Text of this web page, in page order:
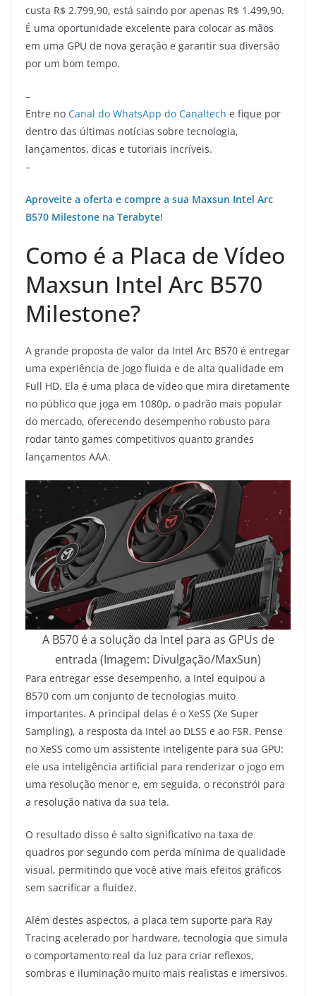
custa R$ 2.799,90, está saindo por apenas R$ 1.499,90.
É uma oportunidade excelente para colocar as mãos
em uma GPU de nova geração e garantir sua diversão
por um bom tempo.
–
Entre no Canal do WhatsApp do Canaltech e fique por
dentro das últimas notícias sobre tecnologia,
lançamentos, dicas e tutoriais incríveis.
–
Aproveite a oferta e compre a sua Maxsun Intel Arc
B570 Milestone na Terabyte!
Como é a Placa de Vídeo
Maxsun Intel Arc B570
Milestone?
A grande proposta de valor da Intel Arc B570 é entregar
uma experiência de jogo fluida e de alta qualidade em
Full HD. Ela é uma placa de vídeo que mira diretamente
no público que joga em 1080p, o padrão mais popular
do mercado, oferecendo desempenho robusto para
rodar tanto games competitivos quanto grandes
lançamentos AAA.
A B570 é a solução da Intel para as GPUs de
entrada (Imagem: Divulgação/MaxSun)
Para entregar esse desempenho, a Intel equipou a
B570 com um conjunto de tecnologias muito
importantes. A principal delas é o XeSS (Xe Super
Sampling), a resposta da Intel ao DLSS e ao FSR. Pense
no XeSS como um assistente inteligente para sua GPU:
ele usa inteligência artificial para renderizar o jogo em
uma resolução menor e, em seguida, o reconstrói para
a resolução nativa da sua tela.
O resultado disso é salto significativo na taxa de
quadros por segundo com perda mínima de qualidade
visual, permitindo que você ative mais efeitos gráficos
sem sacrificar a fluidez.
Além destes aspectos, a placa tem suporte para Ray
Tracing acelerado por hardware, tecnologia que simula
o comportamento real da luz para criar reflexos,
sombras e iluminação muito mais realistas e imersivos.